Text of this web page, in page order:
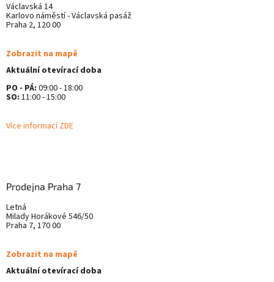
Václavská 14
Karlovo náměstí - Václavská pasáž
Praha 2, 120 00
Zobrazit na mapě
Aktuální otevírací doba
PO - PÁ: 09:00 - 18:00
SO: 11:00 - 15:00
Více informací ZDE
Prodejna Praha 7
Letná
Milady Horákové 546/50
Praha 7, 170 00
Zobrazit na mapě
Aktuální otevírací doba